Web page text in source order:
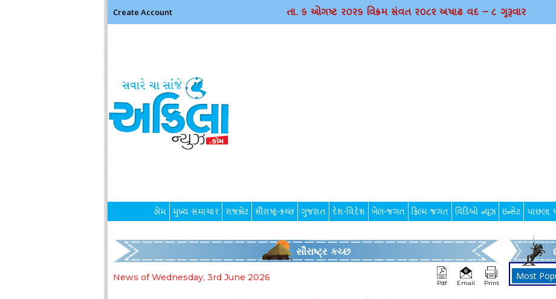
Create Account તા. ૬ ઓગષ્ટ ર૦ર૬ વિક્રમ સંવત ર૦૮૨ અષાઢ વદ – ૮ ગુરૂવાર
હોમ મુખ્ય સમાચાર રાજકોટ સૌરાષ્ટ્ર-કચ્છ ગુજરાત દેશ-વિદેશ ખેલ-જગત ફિલ્મ જગત વિડિઓ ન્યૂઝ ઇન્સેટ પાછલા
સૌરાષ્ટ્ર કચ્છ
News of Wednesday, 3rd June 2026
Pdf Email Print
Most